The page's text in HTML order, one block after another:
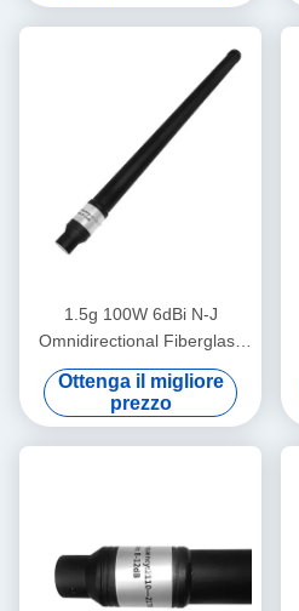
1.5g 100W 6dBi N-J
Omnidirectional Fiberglass
Antenna Anti Drone 1.2g
1.4G Alto Guadagno
Ottenga il migliore
prezzo